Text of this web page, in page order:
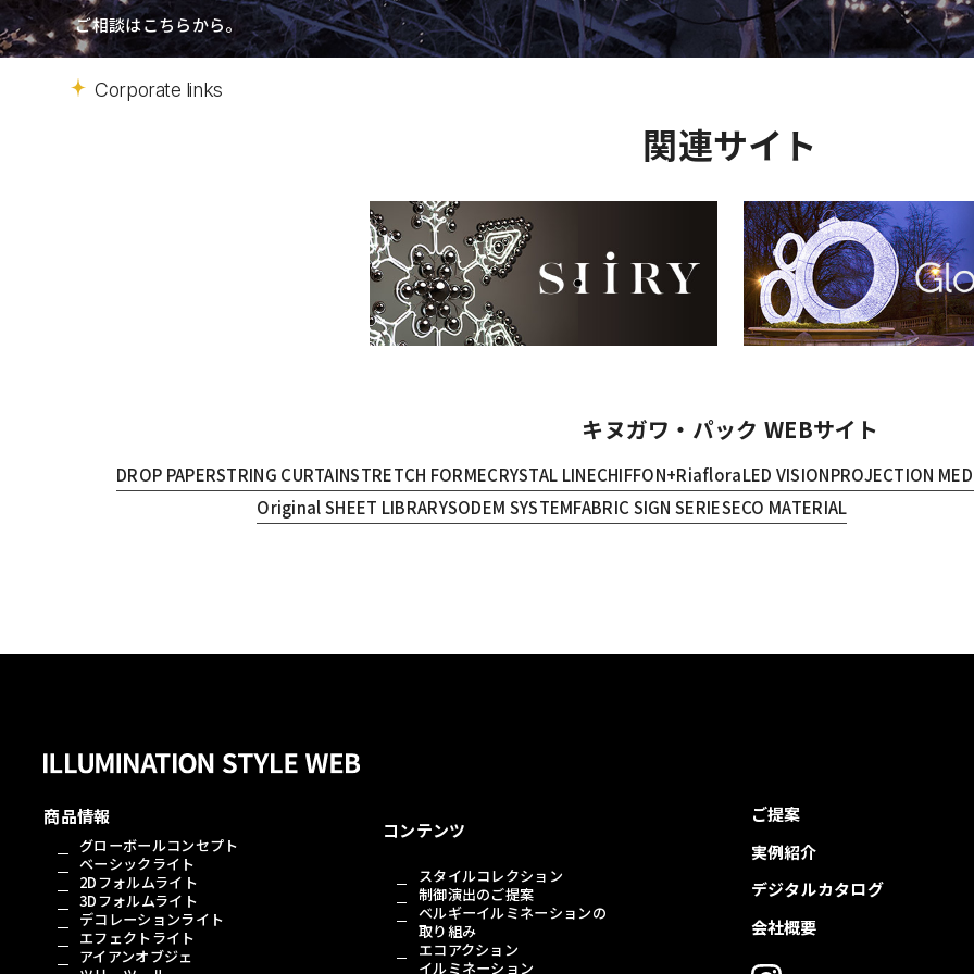
ご相談はこちらから。
Corporate links
関連サイト
キヌガワ・パック WEBサイト
DROP PAPERSTRING CURTAINSTRETCH FORMECRYSTAL LINECHIFFON+RiafloraLED VISIONPROJECTION
Original SHEET LIBRARYSODEM SYSTEMFABRIC SIGN SERIESECO MATERIAL
商品情報
グローボールコンセプト
ベーシックライト
2Dフォルムライト
3Dフォルムライト
デコレーションライト
エフェクトライト
アイアンオブジェ
コンテンツ
スタイルコレクション
制御演出のご提案
ベルギーイルミネーションの
取り組み
エコアクション
イルミネーション
ご提案
実例紹介
デジタルカタログ
会社概要